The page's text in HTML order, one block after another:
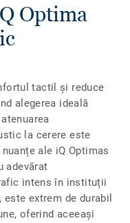
Optima
tactil și reduce
alegerea ideală
la cerere este
ale iQ Optimas
adevărat
intens în instituții
extrem de durabil
oferind aceeași